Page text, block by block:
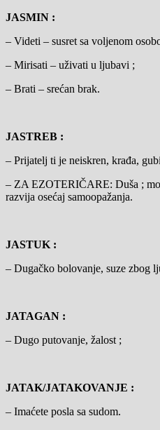
JASMIN :
– Videti – susret sa voljenom
– Mirisati – uživati u ljubavi ;
– Brati – srećan brak.
JASTREB :
– Prijatelj ti je neiskren, krađa,
– ZA EZOTERIČARE: Duša ;
razvija osećaj samoopažanja.
JASTUK :
– Dugačko bolovanje, suze zbog
JATAGAN :
– Dugo putovanje, žalost ;
JATAK/JATAKOVANJE :
– Imaćete posla sa sudom.